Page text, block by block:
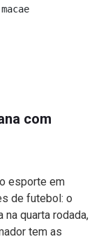
com
esporte em
de futebol: o
na quarta rodada,
tem as